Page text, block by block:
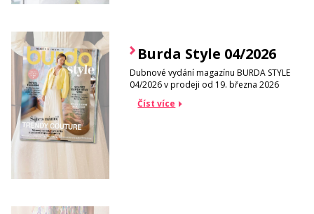
Burda Style 04/2026
Dubnové vydání magazínu BURDA STYLE
04/2026 v prodeji od 19. března 2026
Číst více